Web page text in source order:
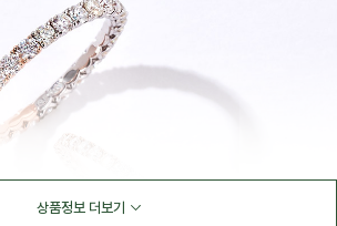
상품정보 더보기